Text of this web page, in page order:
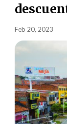
Feb 20, 2023